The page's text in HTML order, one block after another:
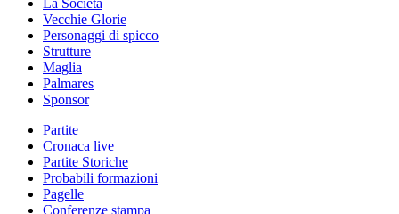
La Societa
Vecchie Glorie
Personaggi di spicco
Strutture
Maglia
Palmares
Sponsor
Partite
Cronaca live
Partite Storiche
Probabili formazioni
Pagelle
Conferenze stampa